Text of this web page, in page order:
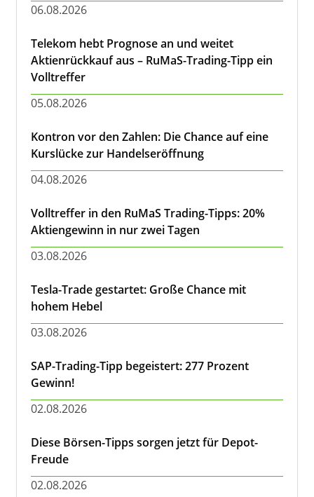
06.08.2026
Telekom hebt Prognose an und weitet
Aktienrückkauf aus – RuMaS-Trading-Tipp ein
Volltreffer
05.08.2026
Kontron vor den Zahlen: Die Chance auf eine
Kurslücke zur Handelseröffnung
04.08.2026
Volltreffer in den RuMaS Trading-Tipps: 20%
Aktiengewinn in nur zwei Tagen
03.08.2026
Tesla-Trade gestartet: Große Chance mit
hohem Hebel
03.08.2026
SAP-Trading-Tipp begeistert: 277 Prozent
Gewinn!
02.08.2026
Diese Börsen-Tipps sorgen jetzt für Depot-
Freude
02.08.2026